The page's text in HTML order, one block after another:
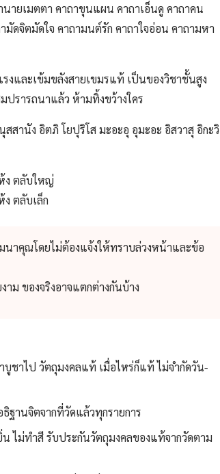
ายเมตตา คาถาขุนแผน คาถาเอ็นดู คาถาคน
มัดจิตมัดใจ คาถามนต์รัก คาถาใจอ่อน คาถามหา
และเข้มขลังสายเขมรแท้ เป็นของวิชาชั้นสูง
ปรารถนาแล้ว ห้ามทิ้งขว้างใคร
สานัง อิตภิ โยปุริโส มะอะอุ อุมะอะ อิสวาสุ อิกะวิ
ง ตลับใหญ่
ตลับเล็ก
าคุณโดยไม่ต้องแจ้งให้ทราบล่วงหน้าและข้อ
ม ของจริงอาจแตกต่างกันบ้าง
ชาไป วัตถุมงคลแท้ เมื่อไหร่ก็แท้ ไม่จำกัดวัน-
านจิตจากที่วัดแล้วทุกรายการ
ไม่ทำสี รับประกันวัตถุมงคลของแท้จากวัดตาม